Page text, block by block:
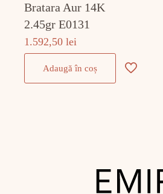
Bratara Aur 14K
2.45gr E0131
1.592,50lei
Adaugă în coș